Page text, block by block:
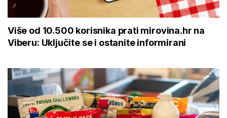
Više od 10.500 korisnika prati mirovina.hr na
Viberu: Uključite se i ostanite informirani